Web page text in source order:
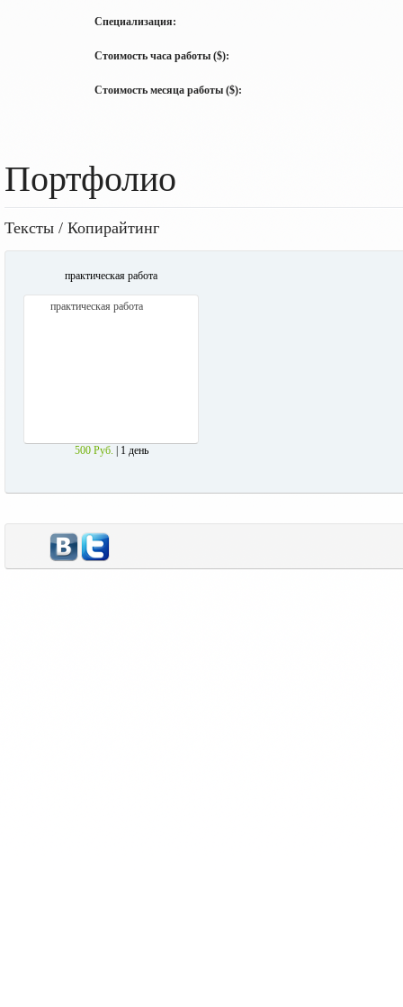
Специализация:
Стоимость часа работы ($):
Стоимость месяца работы ($):
Портфолио
Тексты / Копирайтинг
практическая работа
практическая работа
500 Руб. | 1 день